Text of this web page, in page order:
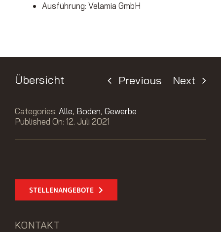
Ausführung: Velamia GmbH
Übersicht Previous Next
Categories: Alle, Boden, Gewerbe
Published On: 12. Juli 2021
STELLENANGEBOTE
KONTAKT